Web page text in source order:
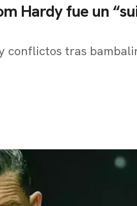
Hardy fue un
conflictos tras